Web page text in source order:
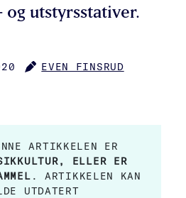
utstyrsstativer.
FORFATTER
EVEN FINSRUD
ARTIKKELEN ER
ELLER ER
. ARTIKKELEN KAN
UTDATERT